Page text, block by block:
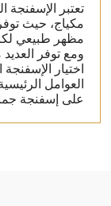
تعتبر الإسفنجة
مكياج، حيث
مظهر طبيعي
ومع توفر
اختيار
العوامل
على إسفنجة